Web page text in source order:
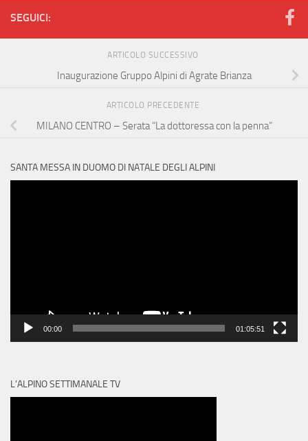
SEGUICI:
ARTICOLO SUCCESSIVO
Inaugurazione Gruppo Alpini di Agrate Brianza
ARTICOLO PRECEDENTE
MILANO CENTRO – Serata “La dottoressa con la penna”
SANTA MESSA IN DUOMO DI NATALE DEGLI ALPINI
00:00 01:05:51
L’ALPINO SETTIMANALE TV